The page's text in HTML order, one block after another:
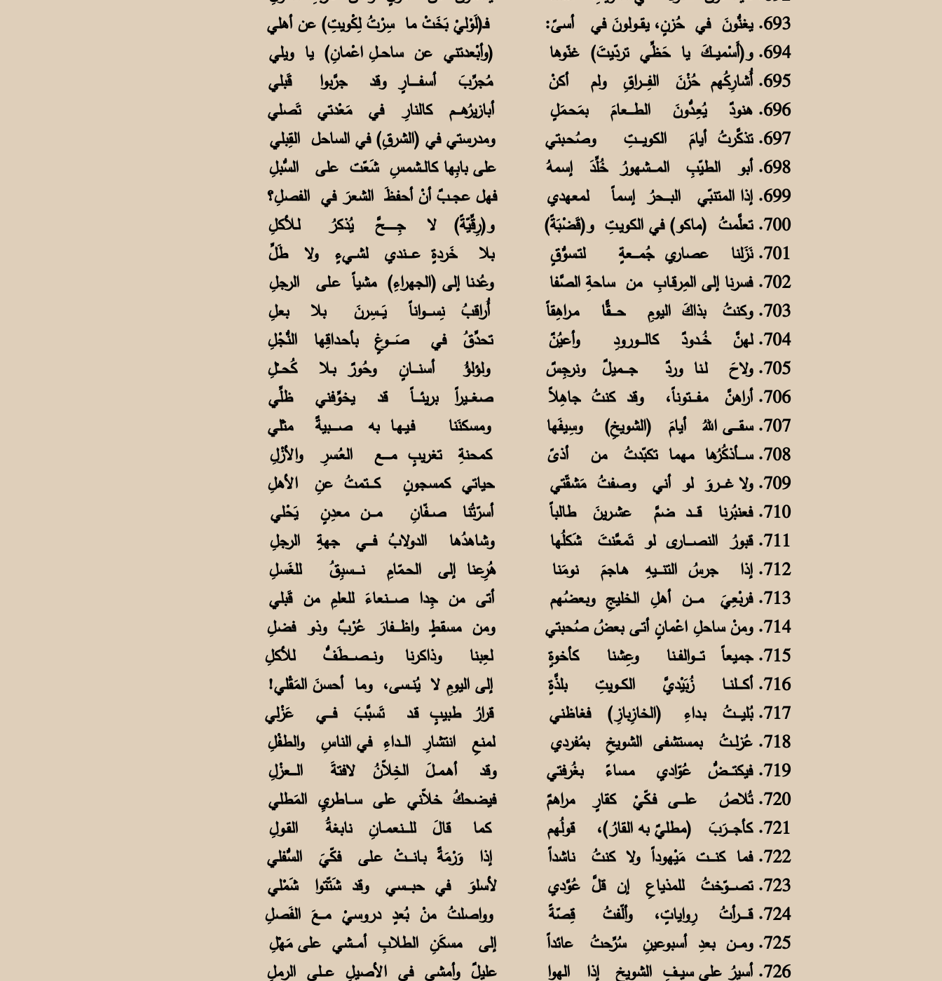
693. يغنُّونَ في حُزنٍ، يقــولونَ في أسىً: فـ(لَوْليْ بَخَتْ ما سِرْتُ لِكْويتِ) عن أهلي
694. و(أَسْميـــكَ يا حَظِّي تردّيتَ) غنّوها (وأبْعدتني عن ساحــلِ اعْمانِ) يا ويلي
695. أُشارِكُهم حُزْنَ الفِــــراقِ ولم أكنْ مُجرِّبَ أسفــــــارٍ وقد جرَّبوا قَبلي
696. هنودٌ يُعِـدُّونَ الطــــعامَ بمَحـمَلٍ أبازيرُهــــم كالنارِ في مَعْدتي تَصلي
697. تذكَّرتُ أيامَ الكويــــتِ وصُحـبتي ومدرستي في (الشرقِ) في الساحل القِبلي
698. أبو الطيّبِ المــــشهورُ خُلِّدَ إسمهُ على بابِها كالــشمسِ شَعّت على السُّبلِ
699. إذا المتنبّي البــــحرُ إسماً لمعهدي فهل عجــبٌ أنْ أحفظَ الشعرَ في الفصلِ؟
700. تعلَّمتُ (ماكو) في الكويـتِ و(قَضْبَةً) و(رِقِّيّةً) لا جِــــــــحَّ يُذكرُ لـلأكلِ
701. نَزَلنا عصاري جُمــــعةٍ لتـسوُّقٍ بلا خَردةٍ عــــندي لشــيءٍ ولا طَلِّ
702. فسرنا إلى المِرقـابِ من ساحةِ الصَّفا وعُدنا إلى (الجهراءِ) مشياً عـلى الرجلِ
703. وكنتُ بذاكَ اليومِ حــــقًّا مـراهِقاً أُراقبُ نِســــواناً يَـــسِرنَ بلا بعلِ
704. لهنَّ خُــدودٌ كالــــورودِ وأعيُنٌ تحدِّقُ في صَــــوغٍ بأحـداقِها النُّجْلِ
705. ولاحَ لـنا وردٌ جــــميلٌ ونرجِسٌ ولؤلؤُ أسنــــانٍ وحُورٌ بـلا كُحـــْلِ
706. أراهنَّ مفــــتوناً، وقد كنتُ جاهِلاً صغـــيراً بريئــــاً قد يخوِّفني ظلِّي
707. سقــــى اللهُ أيامَ (الشويخِ) وسِيفَها ومسكنَنا فـيـهـا به صـــــبيةٌ مثلي
708. ســــأذكُرُها مهما تكبّدتُ من أذىً كمحنةِ تغريبٍ مـــــع العُـسرِ والأزْلِ
709. ولا غــــروَ لو أني وصفتُ مَشقّتي حياتي كمسجونٍ كــــتمتُ عنِ الأهلِ
710. فعنبُرنا قــــد ضمَّ عشـرينَ طالباً أسرّتُنا صــفّانِ مــــن معدِنٍ يَحْلي
711. قبورُ النصــــارى لو تَمعَّنتَ شَكلُها وشاهدُها الدولابُ فــــي جهةِ الرجلِ
712. إذا جرسُ التنــــيهِ هـاجمَ نومَنا هُرِعنا إلى الحـمّامِ نـــــسبِقُ للغَسلِ
713. فربْعِيَ مــــن أهلِ الخليجِ وبعضُهم أتى من جِدا صــــنعاءَ للعلمِ من قَبلي
714. ومنْ ساحلِ اعْمانٍ أتـى بعضُ صُحبتي ومن مسقطٍ واظــــفارَ عُرْبٌ وذو فضلِ
715. جميعاً تــــوالفــنا وعِشنا كأخوةٍ لعِبنا وذاكرنا ونـــصــــطَفُّ للأكلِ
716. أكــــلنــا زُبَيْديَّ الكــويتِ بلذَّةٍ إلى اليومِ لا يُنــسى، وما أحسنَ المَقْلي!
717. بُليــــتُ بـداءِ (الخازِبازِ) فغاظني قرارُ طبيبٍ قـد تَسبَّبَ فــــي عَزْلي
718. عُزلــتُ بمستشفى الشويخِ بمُفردي لمنعِ انتشارِ الـــداءِ في الناسِ والطفْلِ
719. فيكتــــضُّ عُوّادي مـساءً بغُرفتي وقد أهـمــلَ الخِلاّنُ لافتةَ الــــعزْلِ
720. تُلاصُ علــــى فـكّيْ كقارٍ مراهمٌ فيضحكُ خلاّني على ســـاطريِ المَطلي
721. كأجــــرَبَ (مطليٌ به القارُ)، قولُهم كما قالَ للــــنعمــانِ نابغةُ القـولِ
722. فما كنــــت مَيْهوداً ولا كنتُ ناشداً إذا وَرْمَةٌ بـانــــتْ عـلى فكّيَ السُّفلي
723. تصــــوّختُ للمذياعِ إن قلَّ عُوَّدي لأسلوَ في حبــــسي وقد شَتّتوا شَمْلي
724. قــــــرأتُ رِواياتٍ، وألّفتُ قِصّةً وواصلتُ منْ بُعدٍ دروسيْ مـــعَ الفَصلِ
725. ومـــن بعدِ أسبوعينِ سُرِّحتُ عائداً إلى مسكَنِ الطلابِ أمـــشي على مَهْلِ
726. أسيرُ على سيــفِ الشويخِ إذا الهوا عليلٌ وأمشي في الأصيلِ عـــلى الرملِ